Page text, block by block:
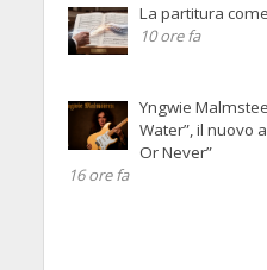
La partitura
10 ore fa
Yngwie
Water”, il nuovo
Or Never”
16 ore fa